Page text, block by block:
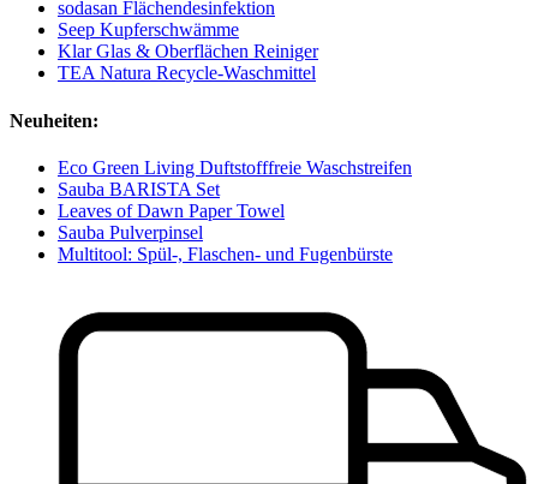
sodasan Flächendesinfektion
Seep Kupferschwämme
Klar Glas & Oberflächen Reiniger
TEA Natura Recycle-Waschmittel
Neuheiten:
Eco Green Living Duftstofffreie Waschstreifen
Sauba BARISTA Set
Leaves of Dawn Paper Towel
Sauba Pulverpinsel
Multitool: Spül-, Flaschen- und Fugenbürste